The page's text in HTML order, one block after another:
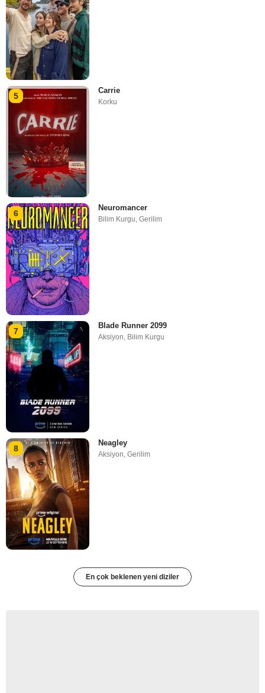
5
Carrie
Korku
6
Neuromancer
Bilim Kurgu,Gerilim
7
Blade Runner 2099
Aksiyon Bilim Kurgu
8
Neagley
Aksiyon,Gerilim
En çok beklenen yeni diziler